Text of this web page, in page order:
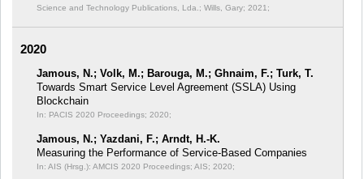
Science and Technology Publications, Lda.; Wills, Gary; 2021;
2020
Jamous, N.; Volk, M.; Barouga, M.; Ghnaim, F.; Turk, T.
Towards Smart Service Level Agreement (SSLA) Using
Blockchain
In: PACIS 2020 Proceedings; 2020;
Jamous, N.; Yazdani, F.; Arndt, H.-K.
Measuring the Performance of Service-Based Companies
In: AIS (Hrsg.): AMCIS 2020 Proceedings; AIS; 2020;